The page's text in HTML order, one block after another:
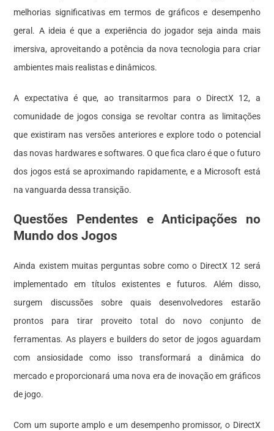
melhorias significativas em termos de gráficos e desempenho
geral. A ideia é que a experiência do jogador seja ainda mais
imersiva, aproveitando a potência da nova tecnologia para criar
ambientes mais realistas e dinâmicos.
A expectativa é que, ao transitarmos para o DirectX 12, a
comunidade de jogos consiga se revoltar contra as limitações
que existiram nas versões anteriores e explore todo o potencial
das novas hardwares e softwares. O que fica claro é que o futuro
dos jogos está se aproximando rapidamente, e a Microsoft está
na vanguarda dessa transição.
Questões Pendentes e Anticipações no
Mundo dos Jogos
Ainda existem muitas perguntas sobre como o DirectX 12 será
implementado em títulos existentes e futuros. Além disso,
surgem discussões sobre quais desenvolvedores estarão
prontos para tirar proveito total do novo conjunto de
ferramentas. As players e builders do setor de jogos aguardam
com ansiosidade como isso transformará a dinâmica do
mercado e proporcionará uma nova era de inovação em gráficos
de jogo.
Com um suporte amplo e um desempenho promissor, o DirectX